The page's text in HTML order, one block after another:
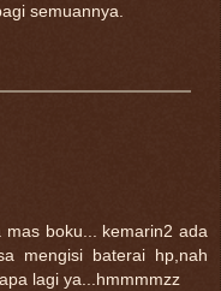
semuannya.
boku... kemarin2 ada
mengisi baterai hp,nah
lagi ya...hmmmmzz